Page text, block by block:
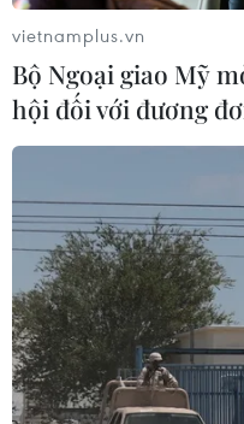
vietnamplus.vn
Bộ Ngoại giao Mỹ
hội đối với đương